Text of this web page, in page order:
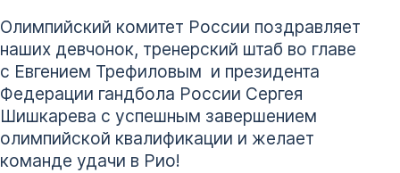
Олимпийский комитет России поздравляет
наших девчонок, тренерский штаб во главе
с Евгением Трефиловым и президента
Федерации гандбола России Сергея
Шишкарева с успешным завершением
олимпийской квалификации и желает
команде удачи в Рио!